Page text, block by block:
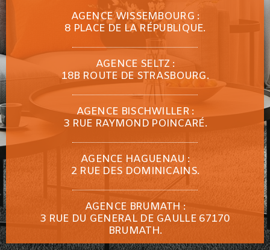
AGENCE WISSEMBOURG :
8 PLACE DE LA RÉPUBLIQUE.
AGENCE SELTZ :
18B ROUTE DE STRASBOURG.
AGENCE BISCHWILLER :
3 RUE RAYMOND POINCARÉ.
AGENCE HAGUENAU :
2 RUE DES DOMINICAINS.
AGENCE BRUMATH :
3 RUE DU GENERAL DE GAULLE 67170
BRUMATH.